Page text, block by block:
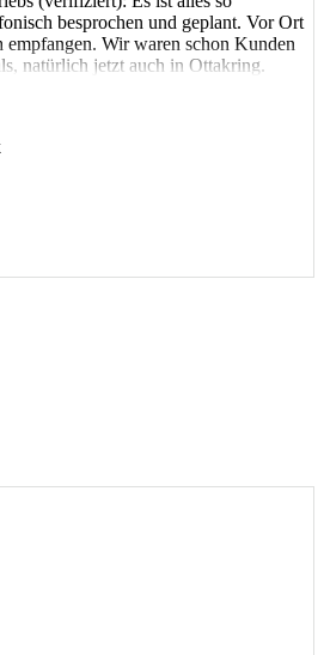
besprochen und geplant. Vor Ort
Wir waren schon Kunden
natürlich jetzt auch in Ottakring.